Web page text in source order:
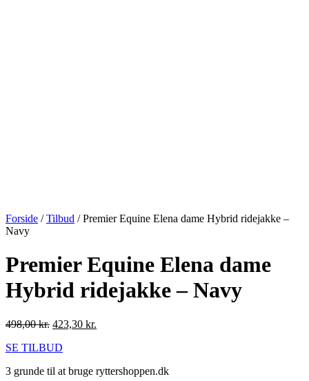
Forside /Tilbud / Premier Equine Elena dame Hybrid ridejakke –
Navy
Premier Equine Elena dame
Hybrid ridejakke – Navy
498,00kr. Den
pris
498,00 kr..
423,30 kr.
423,30 kr..
SE TILBUD
3 grunde til at bruge ryttershoppen.dk